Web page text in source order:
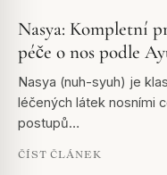
Nasya: Kompletní
péče o nos podle
Nasya (nuh-syuh) je
léčených látek nosními
postupů…
ČÍST ČLÁNEK